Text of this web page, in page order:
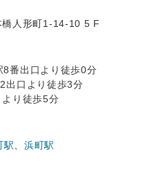
人形町1-14-10 5 F
8番出口より徒歩0分
出口より徒歩3分
り徒歩5分
駅 浜町駅